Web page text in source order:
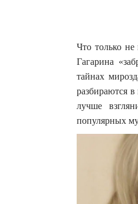
Что только
Гагарина
тайнах
разбираются
лучше
популярных